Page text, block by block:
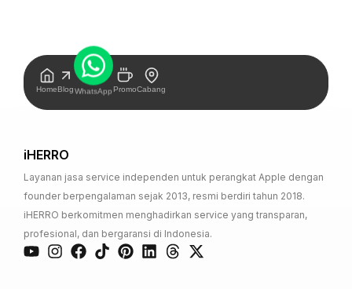
HomeBlog
WhatsApp
PromoCabang
iHERRO
Layanan jasa service independen untuk perangkat Apple dengan
founder berpengalaman sejak 2013, resmi berdiri tahun 2018.
iHERRO berkomitmen menghadirkan service yang transparan,
profesional, dan bergaransi di Indonesia.